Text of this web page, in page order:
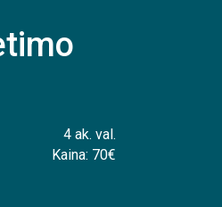
4 ak. val.
Kaina: 70€